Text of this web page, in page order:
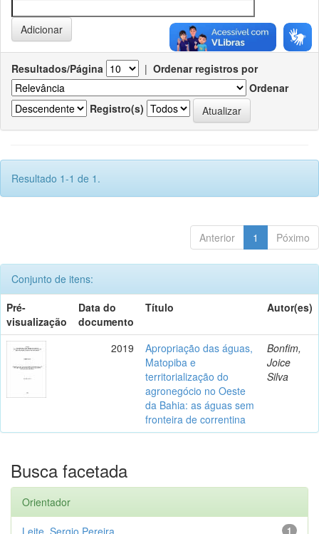
Resultados/Página | Ordenar registros por
Ordenar
Registro(s)
Resultado 1-1 de 1.
Anterior 1 Póximo
Conjunto de itens:
Pré-
visualização
Data do
documento
Título Autor(es)
2019
Apropriação das águas,
Matopiba e
territorialização do
agronegócio no Oeste
da Bahia: as águas sem
fronteira de correntina
Bonfim,
Joice
Silva
Busca facetada
Orientador
1
Leite, Sergio Pereira